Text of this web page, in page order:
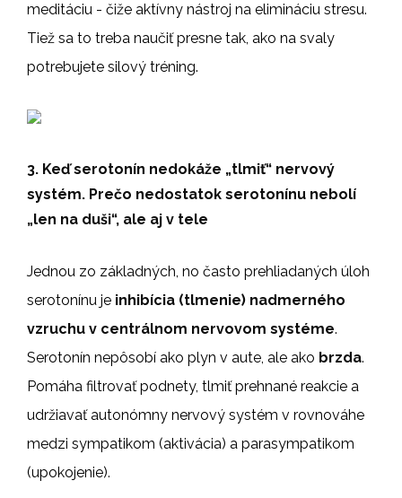
meditáciu - čiže aktívny nástroj na elimináciu stresu.
Tiež sa to treba naučiť presne tak, ako na svaly
potrebujete silový tréning.
3. Keď serotonín nedokáže „tlmiť“ nervový
systém. Prečo nedostatok serotonínu nebolí
„len na duši“, ale aj v tele
Jednou zo základných, no často prehliadaných úloh
serotonínu je inhibícia (tlmenie) nadmerného
vzruchu v centrálnom nervovom systéme.
Serotonín nepôsobí ako plyn v aute, ale ako brzda.
Pomáha filtrovať podnety, tlmiť prehnané reakcie a
udržiavať autonómny nervový systém v rovnováhe
medzi sympatikom (aktivácia) a parasympatikom
(upokojenie).